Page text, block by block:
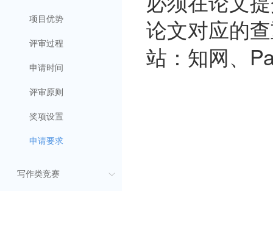
项目优势
评审过程
申请时间
评审原则
奖项设置
申请要求
写作类竞赛
论文对应的
站：知网、